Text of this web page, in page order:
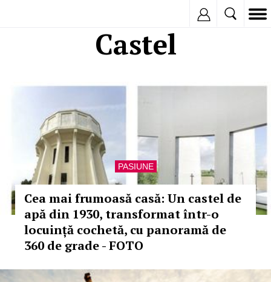
Castel
PASIUNE
Cea mai frumoasă casă: Un castel de
apă din 1930, transformat într-o
locuință cochetă, cu panoramă de
360 de grade - FOTO